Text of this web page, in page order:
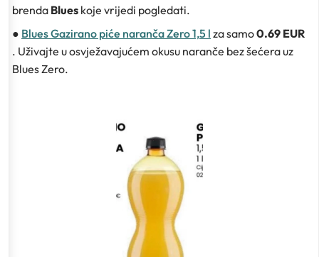
brenda Blues koje vrijedi pogledati.
● Blues Gazirano piće naranča Zero 1,5 l za samo0.69 EUR
. Uživajte u osvježavajućem okusu naranče bez šećera uz
Blues Zero.